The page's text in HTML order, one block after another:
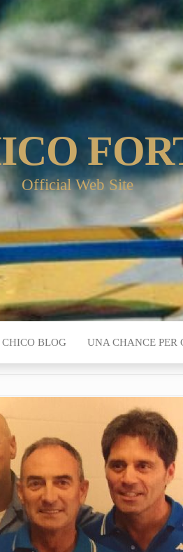
Official Web Site
CHICO BLOG UNA CHANCE PER